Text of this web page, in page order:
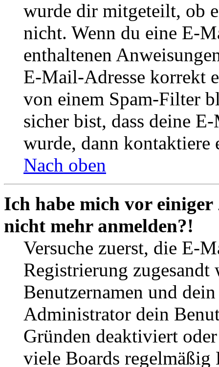
wurde dir mitgeteilt, ob
nicht. Wenn du eine E-
enthaltenen
E-Mail-Adresse korrekt
von einem Spam-Filter
sicher bist, dass deine
wurde, dann kontaktiere
Nach oben
Ich habe mich vor
nicht mehr anmelden?!
Versuche zuerst, die E-
Registrierung
Benutzernamen und
Administrator dein
Gründen deaktiviert
viele Boards